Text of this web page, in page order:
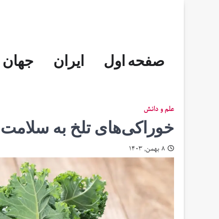
صفحه اول ایران جهان
علم و دانش
خوراکی‌های تلخ به
۸ بهمن, ۱۴۰۳